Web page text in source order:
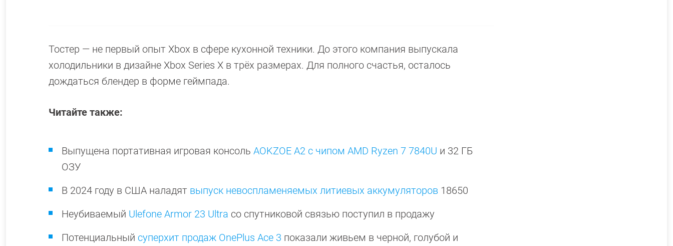
Тостер — не первый опыт Xbox в сфере кухонной техники. До этого компания выпускала
холодильники в дизайне Xbox Series X в трёх размерах. Для полного счастья, осталось
дождаться блендер в форме геймпада.
Читайте также:
Выпущена портативная игровая консоль AOKZOE A2 с чипом AMD Ryzen 7 7840U и 32 ГБ
ОЗУ
В 2024 году в США наладят выпуск невоспламеняемых литиевых аккумуляторов 18650
Неубиваемый Ulefone Armor 23 Ultra со спутниковой связью поступил в продажу
Потенциальный суперхит продаж OnePlus Ace 3 показали живьем в черной, голубой и